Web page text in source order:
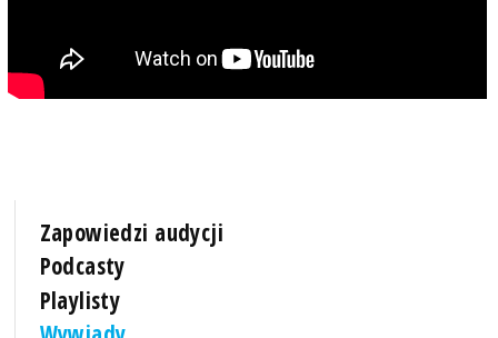
Zapowiedzi audycji
Podcasty
Playlisty